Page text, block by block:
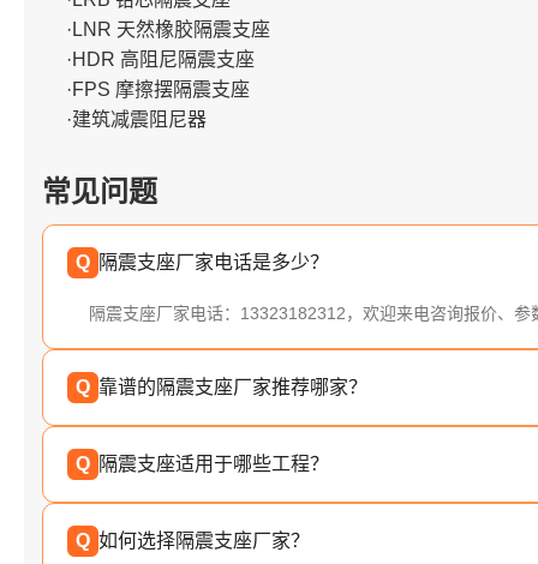
·LNR 天然橡胶隔震支座
·HDR 高阻尼隔震支座
·FPS 摩擦摆隔震支座
·建筑减震阻尼器
常见问题
Q 隔震支座厂家电话是多少？
隔震支座厂家电话：13323182312，欢迎来电咨询报价、参
Q 靠谱的隔震支座厂家推荐哪家？
Q 隔震支座适用于哪些工程？
Q 如何选择隔震支座厂家？